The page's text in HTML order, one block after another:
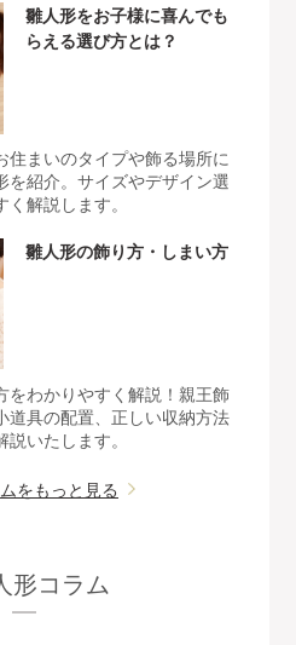
雛人形をお子様に喜んでも
らえる選び方とは？
住まいのタイプや飾る場所に
を紹介。サイズやデザイン選
解説します。
雛人形の飾り方・しまい方
をわかりやすく解説！親王飾
道具の配置、正しい収納方法
いたします。
をもっと見る
形コラム